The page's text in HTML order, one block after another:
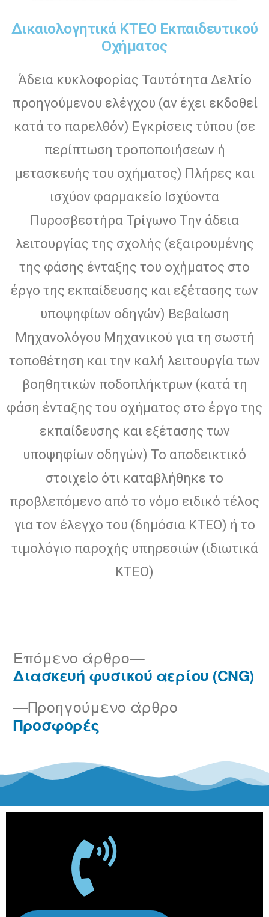
Δικαιολογητικά ΚΤΕΟ Εκπαιδευτικού
Οχήματος
Άδεια κυκλοφορίας Ταυτότητα Δελτίο
προηγούμενου ελέγχου (αν έχει εκδοθεί
κατά το παρελθόν) Εγκρίσεις τύπου (σε
περίπτωση τροποποιήσεων ή
μετασκευής του οχήματος) Πλήρες και
ισχύoν φαρμακείο Ισχύοντα
Πυροσβεστήρα Τρίγωνο Την άδεια
λειτουργίας της σχολής (εξαιρουμένης
της φάσης ένταξης του οχήματος στο
έργο της εκπαίδευσης και εξέτασης των
υποψηφίων οδηγών) Βεβαίωση
Μηχανολόγου Μηχανικού για τη σωστή
τοποθέτηση και την καλή λειτουργία των
βοηθητικών ποδοπλήκτρων (κατά τη
φάση ένταξης του οχήματος στο έργο της
εκπαίδευσης και εξέτασης των
υποψηφίων οδηγών) Το αποδεικτικό
στοιχείο ότι καταβλήθηκε το
προβλεπόμενο από το νόμο ειδικό τέλος
για τον έλεγχο του (δημόσια ΚΤΕΟ) ή το
τιμολόγιο παροχής υπηρεσιών (ιδιωτικά
ΚΤΕΟ)
Προηγούμενο άρθρο
Προσφορές
Επόμενο άρθρο
Διασκευή φυσικού αερίου (CNG)